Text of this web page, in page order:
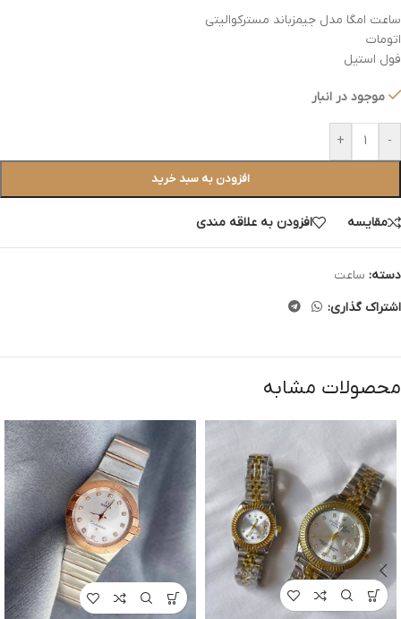
ساعت امگا مدل جیمزباند مسترکوالیتی
اتومات
فول استیل
موجود در انبار
-
+
افزودن به سبد خرید
مقایسه افزودن به علاقه مندی
دسته: ساعت
اشتراک گذاری:
محصولات مشابه